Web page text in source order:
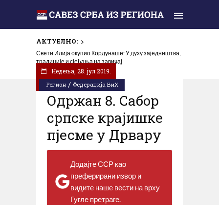
АКТУЕЛНО:
Свети Илија окупио Кордунаше: У духу заједништва,
традиције и сјећања на завичај
Регион / Федерација БиХ
Недеља, 28. јул 2019.
Одржан 8. Сабор
српске крајишке
пјесме у Дрвару
Додајте ССР као
преферирани извор и
видите наше вести на врху
Гугле претраге.